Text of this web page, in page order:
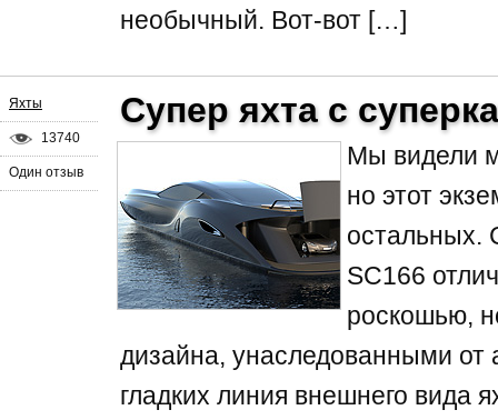
необычный. Вот-вот […]
Яхты
13740
Один отзыв
Супер яхта с
Мы видели
но этот
остальных.
SC166
роскошью,
дизайна, унаследованными от
гладких линия внешнего вида